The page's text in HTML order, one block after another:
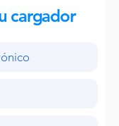
cargador